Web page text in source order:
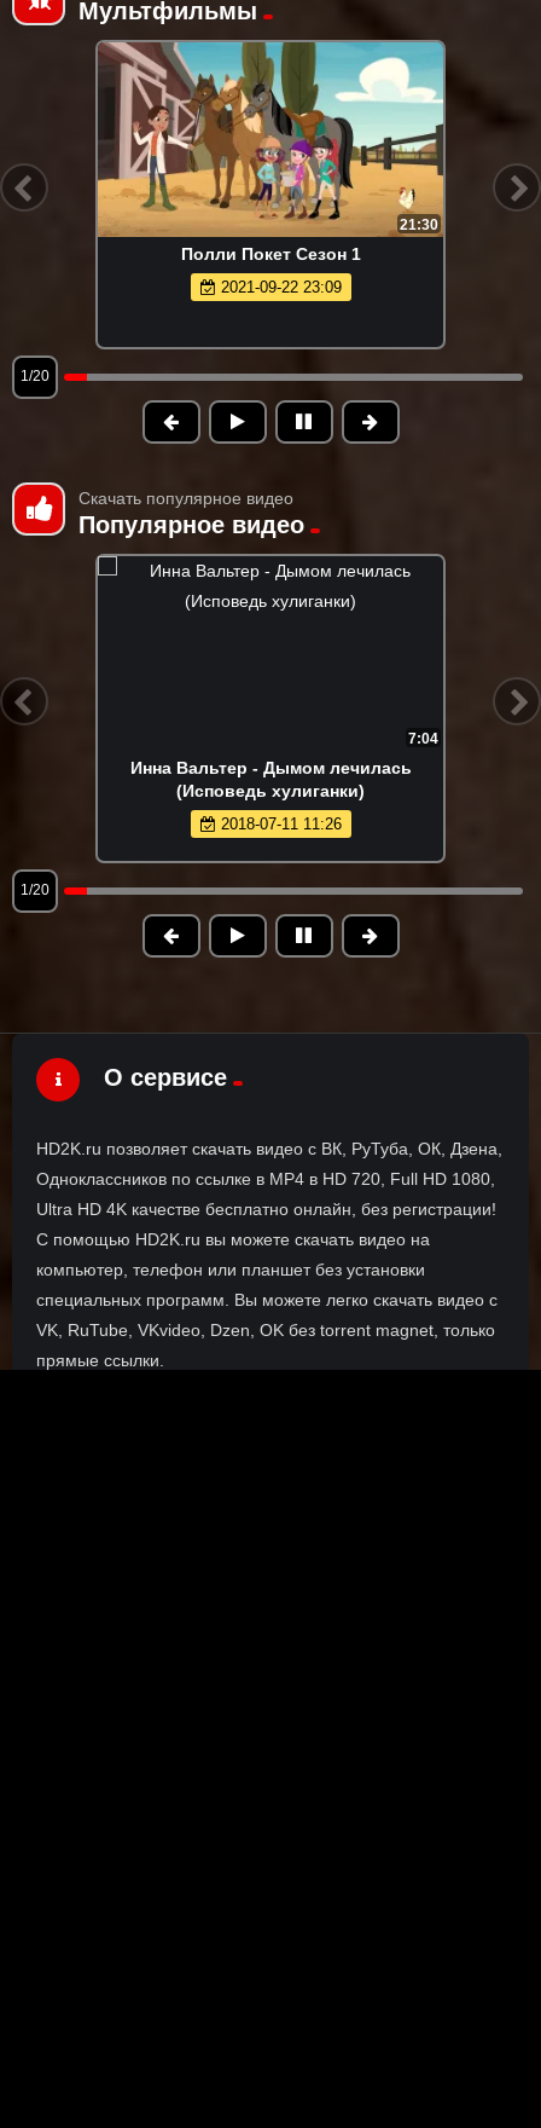
Мультфильмы
21:30
Полли Покет Сезон 1
2021-09-22 23:09
1/20
Скачать популярное видео
Популярное видео
7:04
Инна Вальтер - Дымом лечилась
(Исповедь хулиганки)
2018-07-11 11:26
1/20
О сервисе
HD2K.ru позволяет скачать видео с ВК, РуТуба, ОК, Дзена,
Одноклассников по ссылке в MP4 в HD 720, Full HD 1080,
Ultra HD 4K качестве бесплатно онлайн, без регистрации!
С помощью HD2K.ru вы можете скачать видео на
компьютер, телефон или планшет без установки
специальных программ. Вы можете легко скачать видео с
VK, RuTube, VKvideo, Dzen, OK без torrent magnet, только
прямые ссылки.